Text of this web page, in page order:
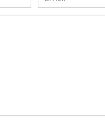
*